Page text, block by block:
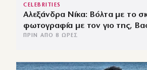
CELEBRITIES
Αλεξάνδρα Νίκα: Βόλτα με το
φωτογραφία με τον γιο της,
ΠΡΙΝ ΑΠΌ 8 ΏΡΕΣ